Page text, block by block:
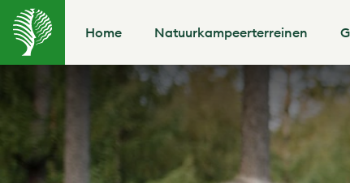
Home Natuurkampeerterreinen